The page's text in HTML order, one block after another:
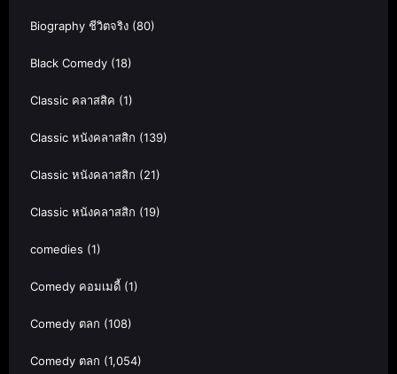
Biography ชีวิตจริง (80)
Black Comedy (18)
Classic คลาสสิค (1)
Classic หนังคลาสสิก (139)
Classic หนังคลาสสิก (21)
Classic หนังคลาสสิก (19)
comedies (1)
Comedy คอมเมดี้ (1)
Comedy ตลก (108)
Comedy ตลก (1,054)